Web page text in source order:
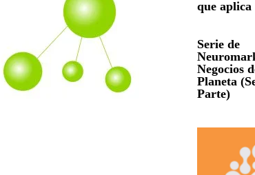
que aplica
Serie de
Negocios
Planeta
Parte)